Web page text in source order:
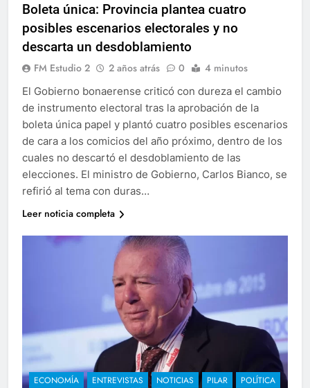
Boleta única: Provincia plantea cuatro
posibles escenarios electorales y no
descarta un desdoblamiento
FM Estudio 2 2 años atrás 0 4 minutos
El Gobierno bonaerense criticó con dureza el cambio
de instrumento electoral tras la aprobación de la
boleta única papel y plantó cuatro posibles escenarios
de cara a los comicios del año próximo, dentro de los
cuales no descartó el desdoblamiento de las
elecciones. El ministro de Gobierno, Carlos Bianco, se
refirió al tema con duras…
Leer noticia completa
ECONOMÍA ENTREVISTAS NOTICIAS PILAR POLÍTICA